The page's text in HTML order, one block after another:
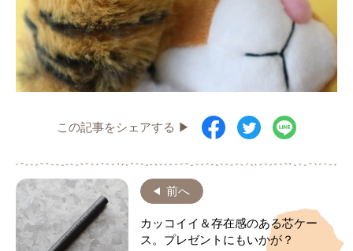
この記事をシェアする ▶
前へ
カッコイイ＆存在感のある芯ケー
ス。プレゼントにもいかが？